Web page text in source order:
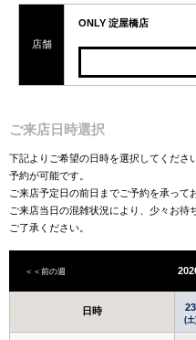
店舗
ONLY 淀屋橋店
ご来店日時選択
下記よりご希望の日時を選択してくだ
予約が可能です。
ご来店予定日の前日までご予約を承って
ご来店当日の混雑状況により、少々お
ご了承ください。
＜＜前の週
日時 23
(土